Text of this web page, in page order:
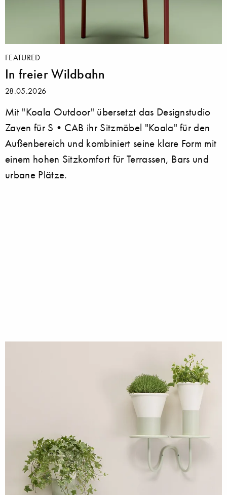
FEATURED
In freier Wildbahn
28.05.2026
Mit "Koala Outdoor" übersetzt das Designstudio
Zaven für S•CAB ihr Sitzmöbel "Koala" für den
Außenbereich und kombiniert seine klare Form mit
einem hohen Sitzkomfort für Terrassen, Bars und
urbane Plätze.